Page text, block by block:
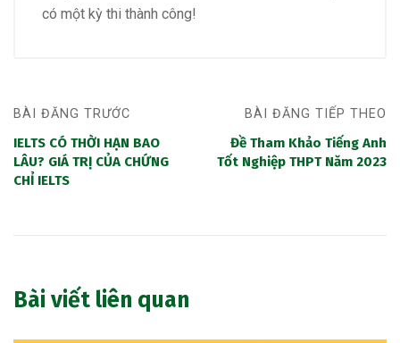
có một kỳ thi thành công!
BÀI ĐĂNG TRƯỚC
IELTS CÓ THỜI HẠN BAO
LÂU? GIÁ TRỊ CỦA CHỨNG
CHỈ IELTS
BÀI ĐĂNG TIẾP THEO
Đề Tham Khảo Tiếng Anh
Tốt Nghiệp THPT Năm 2023
Bài viết liên quan